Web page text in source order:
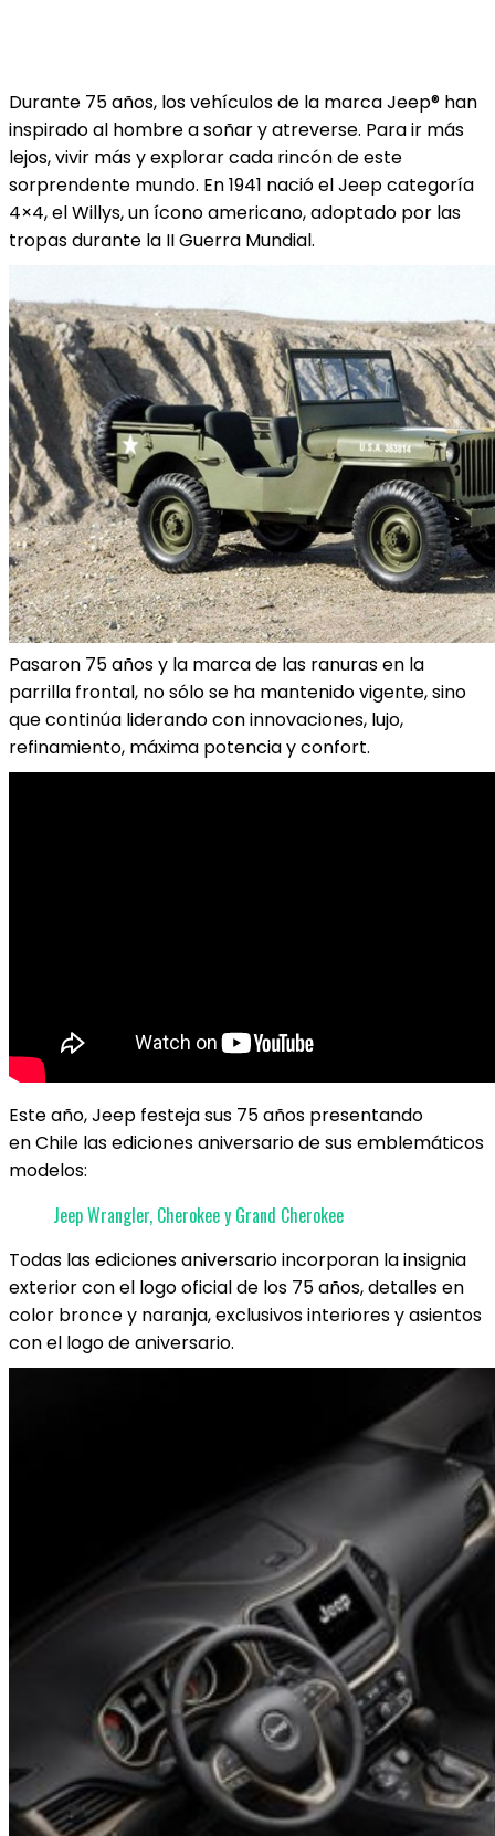
Durante 75 años, los vehículos de la marca Jeep® han
inspirado al hombre a soñar y atreverse. Para ir más
lejos, vivir más y explorar cada rincón de este
sorprendente mundo. En 1941 nació el Jeep categoría
4×4, el Willys, un ícono americano, adoptado por las
tropas durante la II Guerra Mundial.
Pasaron 75 años y la marca de las ranuras en la
parrilla frontal, no sólo se ha mantenido vigente, sino
que continúa liderando con innovaciones, lujo,
refinamiento, máxima potencia y confort.
Este año, Jeep festeja sus 75 años presentando
en Chile las ediciones aniversario de sus emblemáticos
modelos:
Jeep Wrangler, Cherokee y Grand Cherokee
Todas las ediciones aniversario incorporan la insignia
exterior con el logo oficial de los 75 años, detalles en
color bronce y naranja, exclusivos interiores y asientos
con el logo de aniversario.